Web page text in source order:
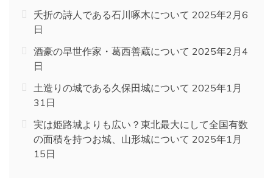
夭折の詩人である石川啄木について 2025年2月6
日
酒豪の早世作家・葛西善蔵について 2025年2月4
日
土造りの城である久保田城について 2025年1月
31日
実は姫路城よりも広い？東北最大にして全国有数
の面積を持つお城、山形城について 2025年1月
15日